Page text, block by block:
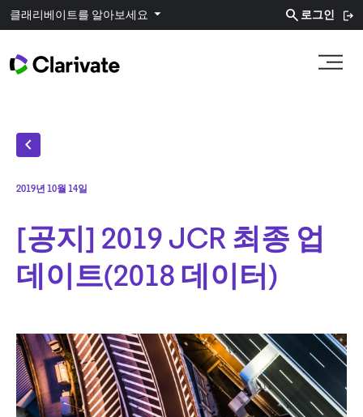
클래리베이트를 알아보세요 search 로그인
chevron_left
2019년 10월 14일
[공지] 2019 JCR 최종 업
데이트(2018 데이터)